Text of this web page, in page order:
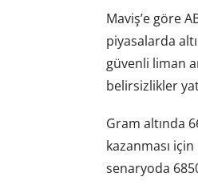
Maviş’e göre
piyasalarda
güvenli liman
belirsizlikler
Gram altında
kazanması
senaryoda